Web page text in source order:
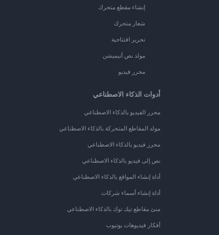
إنشاء مقطع متحرك
شعار متحرك
تحرير افتتاحية
مولد نص أنيميشن
محرر فيديو
أدوات الذكاء الاصطناعي
محرر الفيديو بالذكاء الاصطناعي
مولد المقاطع المتحركة بالذكاء الاصطناعي
محرر فيديو بالذكاء الاصطناعي
نص إلى فيديو بالذكاء الاصطناعي
أداة إنشاء المواقع بالذكاء الاصطناعي
أداة إنشاء أسماء شركات
منئ مقاطع تيك توك بالذكاء الاصطناعي
أفكار فيديوهات يوتيوب